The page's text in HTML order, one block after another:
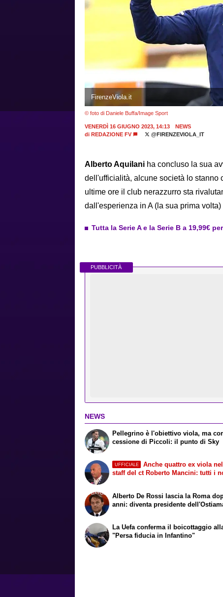
FirenzeViola.it
© foto di Daniele Buffa/Image Sport
VENERDÌ 16 GIUGNO 2023, 14:13
NEWS
di REDAZIONE FV @FIRENZEVIOLA_IT
Alberto Aquilani ha concluso la sua
dell'ufficialità, alcune società lo stanno
ultime ore il club nerazzurro sta
dall'esperienza in A (la sua prima
Tutta la Serie A e la Serie B a 19,99€
PUBBLICITÀ
NEWS
Pellegrino è l'obiettivo viola, ma
cessione di Piccoli: il punto di Sky
UFFICIALE
Anche quattro ex viola
staff del ct Roberto Mancini: tutti i
Alberto De Rossi lascia la Roma
anni: diventa presidente
La Uefa conferma il boicottaggio
"Persa fiducia in Infantino"